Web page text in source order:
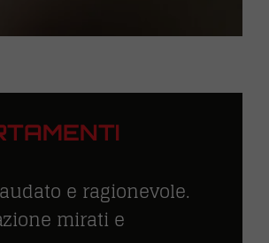
e ragionevole.
mirati e